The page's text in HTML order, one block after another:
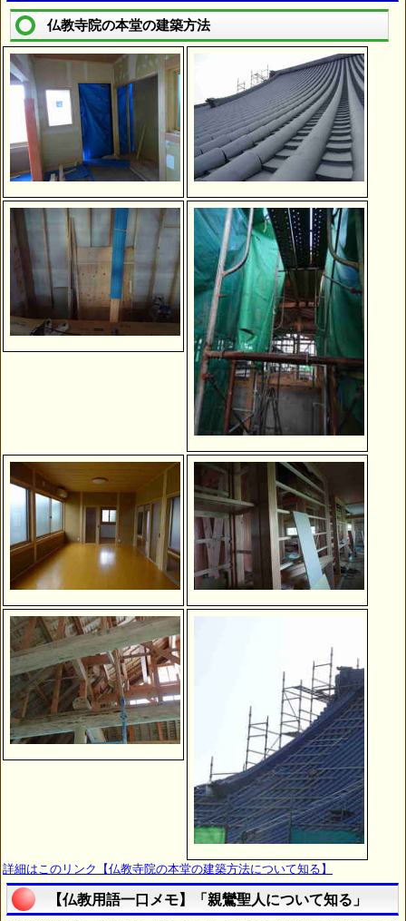
仏教寺院の本堂の建築方法
詳細はこのリンク【仏教寺院の本堂の建築方法について知る】
【仏教用語一口メモ】「親鸞聖人について知る」